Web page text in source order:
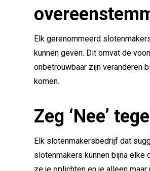
Elk gerenommeerd
kunnen geven. Dit omvat de
onbetrouwbaar zijn veranderen
komen.
Zeg ‘Nee’
Elk slotenmakersbedrijf dat
slotenmakers kunnen bijna elke